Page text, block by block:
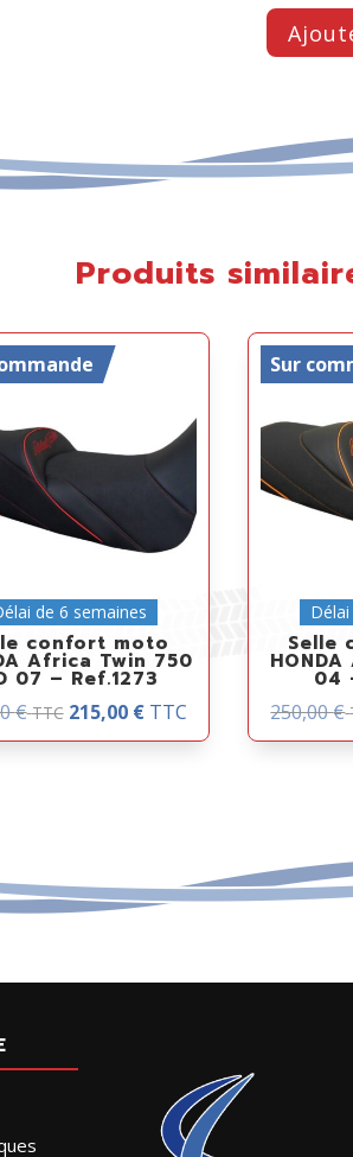
Produits
de 6 semaines
confort moto
Africa Twin 750
07 – Ref.1273
€ TTC 215,00 € TTC
Sur
Selle
04
250,00€